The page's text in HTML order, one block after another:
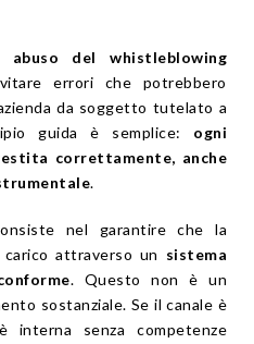
abuso del whistleblowing
errori che potrebbero
da soggetto tutelato a
guida è semplice: ogni
correttamente, anche
.
nel garantire che la
carico attraverso un sistema
. Questo non è un
sostanziale. Se il canale è
senza competenze